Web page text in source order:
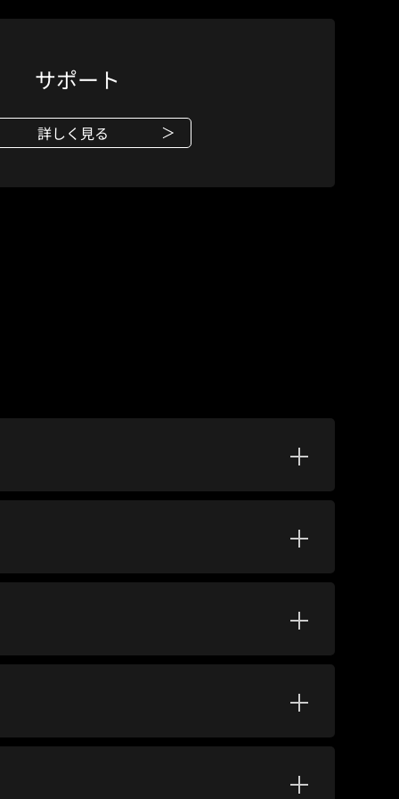
サポート
詳しく見る